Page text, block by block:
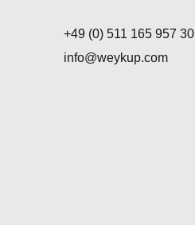
+49 (0) 511 165 957 30
info@weykup.com